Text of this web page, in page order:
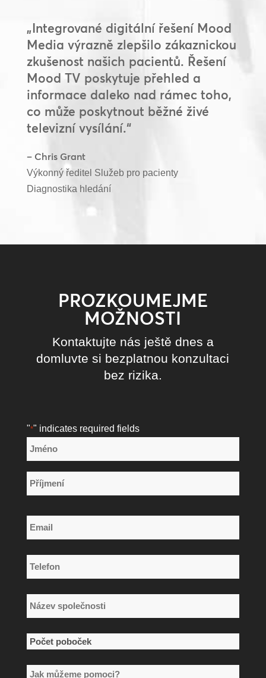
„Integrované digitální řešení Mood
Media výrazně zlepšilo zákaznickou
zkušenost našich pacientů. Řešení
Mood TV poskytuje přehled a
informace daleko nad rámec toho,
co může poskytnout běžné živé
televizní vysílání.“
– Chris Grant
Výkonný ředitel Služeb pro pacienty
Diagnostika hledání
PROZKOUMEJME
MOŽNOSTI
Kontaktujte nás ještě dnes a
domluvte si bezplatnou konzultaci
bez rizika.
"*" indicates required fields
Název
*
Jméno
Email
*
Telefon
*
Název
společnosti
*
Počet
Jak